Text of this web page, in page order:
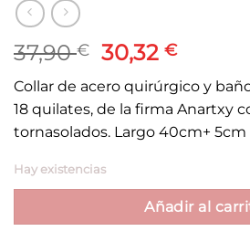
37,90€ El
precio
original
era:
37,90 €.
30,32€El
precio
actual
es:
30,32
Collar de acero quirúrgico y
18 quilates, de la firma Anartxy
tornasolados. Largo 40cm+
Hay existencias
Añadir al